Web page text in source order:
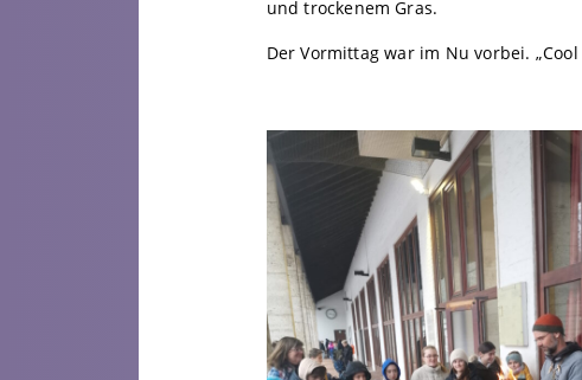
und trockenem Gras.
Der Vormittag war im Nu vorbei.